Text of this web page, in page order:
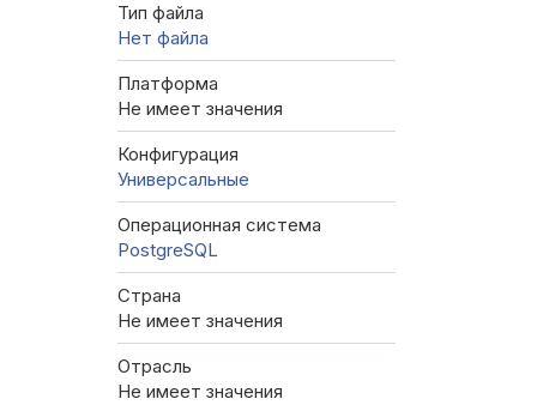
Тип файла
Нет файла
Платформа
Не имеет значения
Конфигурация
Универсальные
Операционная система
PostgreSQL
Страна
Не имеет значения
Отрасль
Не имеет значения